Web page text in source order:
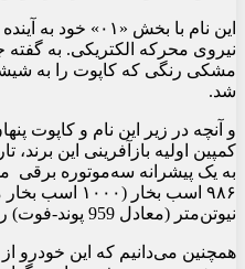
این نام با بخش
نیروی محرکه الکتریکی. به گفته
مشکی رنگی که کاپوت را به
شد.
و آنچه در زیر این نام و کاپوت
به یک پیشرانه سه‌موتوره برقی
نیوتن‌متر (معادل 959 پوند-فوت) را تولید می‌کند.